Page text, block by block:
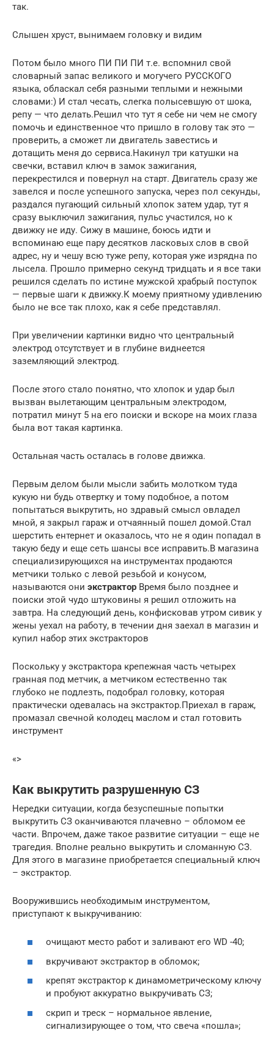
так.
Слышен хруст, вынимаем головку и видим
Потом было много ПИ ПИ ПИ т.е. вспомнил свой
словарный запас великого и могучего РУССКОГО
языка, обласкал себя разными теплыми и нежными
словами:) И стал чесать, слегка полысевшую от шока,
репу — что делать.Решил что тут я себе ни чем не смогу
помочь и единственное что пришло в голову так это —
проверить, а сможет ли двигатель завестись и
дотащить меня до сервиса.Накинул три катушки на
свечки, вставил ключ в замок зажигания,
перекрестился и повернул на старт. Двигатель сразу же
завелся и после успешного запуска, через пол секунды,
раздался пугающий сильный хлопок затем удар, тут я
сразу выключил зажигания, пульс участился, но к
движку не иду. Сижу в машине, боюсь идти и
вспоминаю еще пару десятков ласковых слов в свой
адрес, ну и чешу всю туже репу, которая уже изрядна по
лысела. Прошло примерно секунд тридцать и я все таки
решился сделать по истине мужской храбрый поступок
— первые шаги к движку.К моему приятному удивлению
было не все так плохо, как я себе представлял.
При увеличении картинки видно что центральный
электрод отсутствует и в глубине виднеется
заземляющий электрод.
После этого стало понятно, что хлопок и удар был
вызван вылетающим центральным электродом,
потратил минут 5 на его поиски и вскоре на моих глаза
была вот такая картинка.
Остальная часть осталась в голове движка.
Первым делом были мысли забить молотком туда
кукую ни будь отвертку и тому подобное, а потом
попытаться выкрутить, но здравый смысл овладел
мной, я закрыл гараж и отчаянный пошел домой.Стал
шерстить ентернет и оказалось, что не я один попадал в
такую беду и еще сеть шансы все исправить.В магазина
специализирующихся на инструментах продаются
метчики только с левой резьбой и конусом,
называются они экстрактор Время было позднее и
поиски этой чудо штуковины я решил отложить на
завтра. На следующий день, конфисковав утром сивик у
жены уехал на работу, в течении дня заехал в магазин и
купил набор этих экстракторов
Поскольку у экстрактора крепежная часть четырех
гранная под метчик, а метчиком естественно так
глубоко не подлезть, подобрал головку, которая
практически одевалась на экстрактор.Приехал в гараж,
промазал свечной колодец маслом и стал готовить
инструмент
«>
Как выкрутить разрушенную СЗ
Нередки ситуации, когда безуспешные попытки
выкрутить СЗ оканчиваются плачевно – обломом ее
части. Впрочем, даже такое развитие ситуации – еще не
трагедия. Вполне реально выкрутить и сломанную СЗ.
Для этого в магазине приобретается специальный ключ
– экстрактор.
Вооружившись необходимым инструментом,
приступают к выкручиванию:
очищают место работ и заливают его WD -40;
вкручивают экстрактор в обломок;
крепят экстрактор к динамометрическому ключу
и пробуют аккуратно выкручивать СЗ;
скрип и треск – нормальное явление,
сигнализирующее о том, что свеча «пошла»;